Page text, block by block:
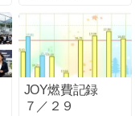
JOY燃費記録
７／２９